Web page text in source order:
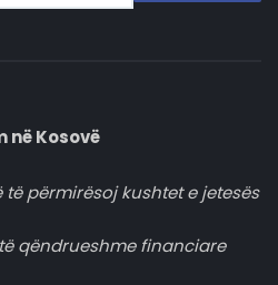
në Kosovë
të përmirësoj kushtet e jetesës
qëndrueshme financiare